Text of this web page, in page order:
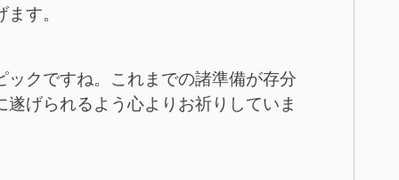
す。
クですね。これまでの諸準備が存分
げられるよう心よりお祈りしていま